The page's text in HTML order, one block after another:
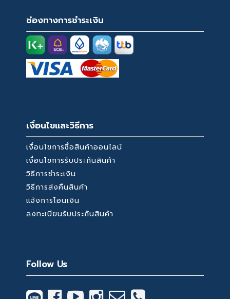
ช่องทางการชำระเงิน
เงื่อนไขและวิธีการ
เงื่อนไขการซื้อสินค้าออนไลน์
เงื่อนไขการรับประกันสินค้า
วิธีการชำระเงิน
วิธีการส่งคืนสินค้า
แจ้งการโอนเงิน
ลงทะเบียนรับประกันสินค้า
Follow Us